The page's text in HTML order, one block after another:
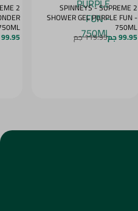
SPINNEYS - SUPREME 2
SHOWER GEL PURPLE FUN -
750ML
99.95 جم 119.95 جم
2
99.95 جم